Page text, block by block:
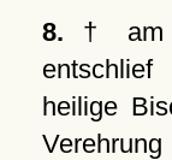
8. † am
heilige